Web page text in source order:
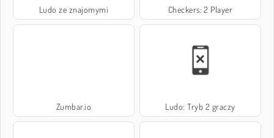
Ludo ze znajomymi Checkers: 2 Player
Zumbar.io Ludo: Tryb 2 graczy